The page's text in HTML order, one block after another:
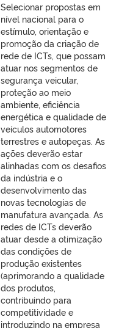
Selecionar propostas em
nível nacional para o
estímulo, orientação e
promoção da criação de
rede de ICTs, que possam
atuar nos segmentos de
segurança veicular,
proteção ao meio
ambiente, eficiência
energética e qualidade de
veículos automotores
terrestres e autopeças. As
ações deverão estar
alinhadas com os desafios
da indústria e o
desenvolvimento das
novas tecnologias de
manufatura avançada. As
redes de ICTs deverão
atuar desde a otimização
das condições de
produção existentes
(aprimorando a qualidade
dos produtos,
contribuindo para
competitividade e
introduzindo na empresa